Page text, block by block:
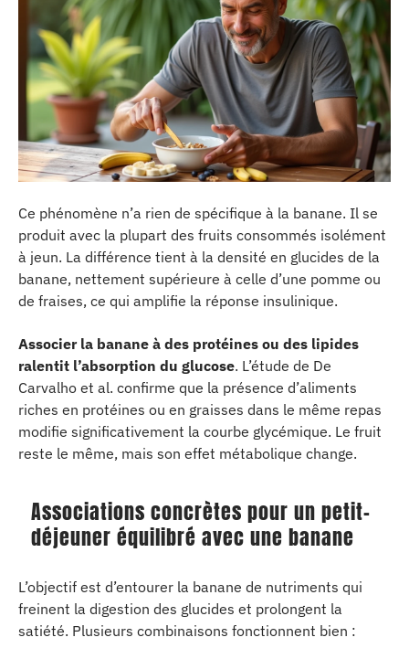
Ce phénomène n’a rien de spécifique à la banane. Il se
produit avec la plupart des fruits consommés isolément
à jeun. La différence tient à la densité en glucides de la
banane, nettement supérieure à celle d’une pomme ou
de fraises, ce qui amplifie la réponse insulinique.
Associer la banane à des protéines ou des lipides
ralentit l’absorption du glucose. L’étude de De
Carvalho et al. confirme que la présence d’aliments
riches en protéines ou en graisses dans le même repas
modifie significativement la courbe glycémique. Le fruit
reste le même, mais son effet métabolique change.
Associations concrètes pour un petit-
déjeuner équilibré avec une banane
L’objectif est d’entourer la banane de nutriments qui
freinent la digestion des glucides et prolongent la
satiété. Plusieurs combinaisons fonctionnent bien :